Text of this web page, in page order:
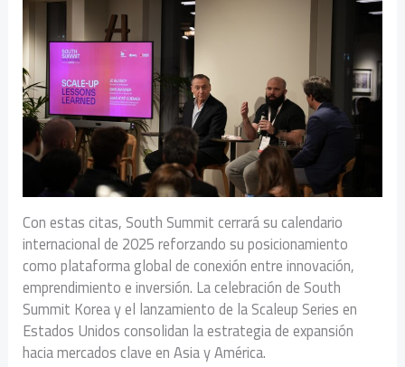
Con estas citas, South Summit cerrará su calendario
internacional de 2025 reforzando su posicionamiento
como plataforma global de conexión entre innovación,
emprendimiento e inversión. La celebración de South
Summit Korea y el lanzamiento de la Scaleup Series en
Estados Unidos consolidan la estrategia de expansión
hacia mercados clave en Asia y América.